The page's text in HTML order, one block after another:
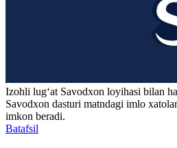
Izohli lugʻat Savodxon loyihasi bilan
Savodxon dasturi matndagi imlo
imkon beradi.
Batafsil